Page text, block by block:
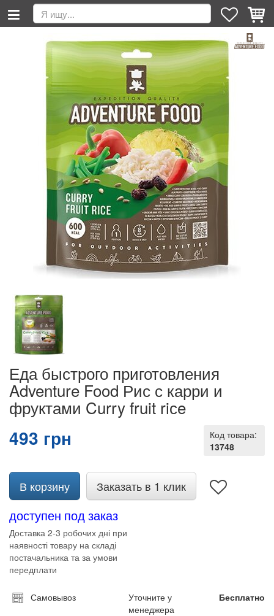
Еда быстрого приготовления
Adventure Food Рис с карри и
фруктами Curry fruit riсe
Код товара:
13748
493 грн
В корзину Заказать в 1 клик
доступен под заказ
Доставка 2-3 робочих дні при
наявності товару на складі
постачальника та за умови
передплати
Самовывоз
Уточните у
менеджера
Бесплатно